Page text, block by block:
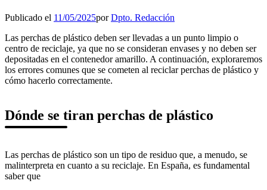
Publicado el 11/05/2025por Dpto. Redacción
Las perchas de plástico deben ser llevadas a un punto limpio o
centro de reciclaje, ya que no se consideran envases y no deben ser
depositadas en el contenedor amarillo. A continuación, exploraremos
los errores comunes que se cometen al reciclar perchas de plástico y
cómo hacerlo correctamente.
Dónde se tiran perchas de plástico
Las perchas de plástico son un tipo de residuo que, a menudo, se
malinterpreta en cuanto a su reciclaje. En España, es fundamental
saber que